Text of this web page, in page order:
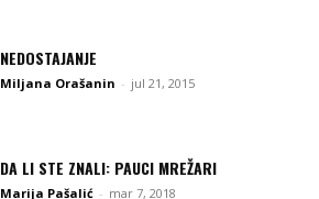
NEDOSTAJANJE
Miljana Orašanin - jul 21, 2015
DA LI STE ZNALI: PAUCI MREŽARI
Marija Pašalić - mar 7, 2018